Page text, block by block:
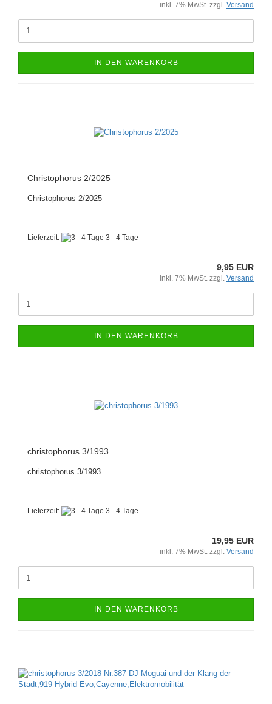
inkl. 7% MwSt. zzgl. Versand
IN DEN WARENKORB
Christophorus 2/2025
Christophorus 2/2025
Lieferzeit: 3 - 4 Tage
9,95 EUR
inkl. 7% MwSt. zzgl. Versand
IN DEN WARENKORB
christophorus 3/1993
christophorus 3/1993
Lieferzeit: 3 - 4 Tage
19,95 EUR
inkl. 7% MwSt. zzgl. Versand
IN DEN WARENKORB